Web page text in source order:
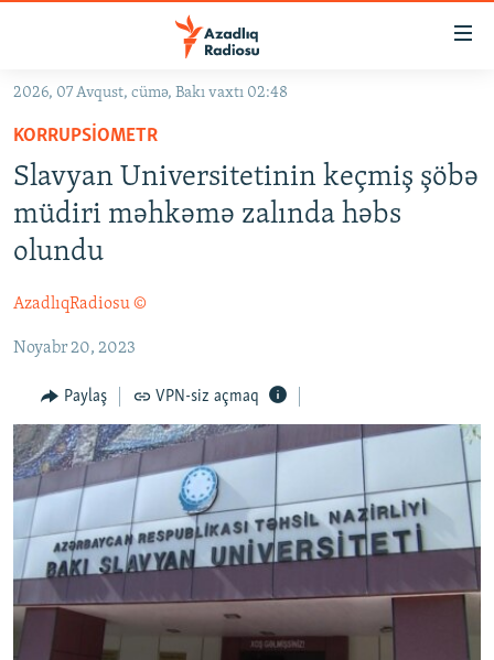
Əsas
qayıt
Əsas
naviqasiyaya
qayıt
Axtarışa
GÜNDƏM
#İZAHLA
KORRUPSIOMETR
#ƏSLINDƏ
QANUNI DOĞRU
ARAŞDIRMA
MULTIMEDIA
VIDEO
FOTOQALEREYA
İNFOQRAFIKA
KARIKATURA
RADIO ARXIV
OXU ZALI
AZƏRBAYCAN ƏDƏBIYYATI KITABXANASI
İSLAM VƏ DEMOKRATIYA
İZ - MƏDƏNIYYƏT PROQRAMI
HAQQIMIZDA
MISSIYAMIZ
PEŞƏ ETIKASI VƏ JURNALISTIKA STANDARTLARIMIZ
MATERIALLARIMIZDAN ISTIFADƏ
AZADLIQRADIOSU MOBIL TELEFONUNUZDA
BIZI IZLƏ
RFE/RL-in bütün saytları
2026, 07 Avqust, cümə, Bakı vaxtı 02:48
KORRUPSIOMETR
Slavyan Universitetinin keçmiş şöbə
müdiri məhkəmə zalında həbs
olundu
AzadlıqRadiosu ©
Noyabr 20, 2023
Paylaş VPN-siz açmaq